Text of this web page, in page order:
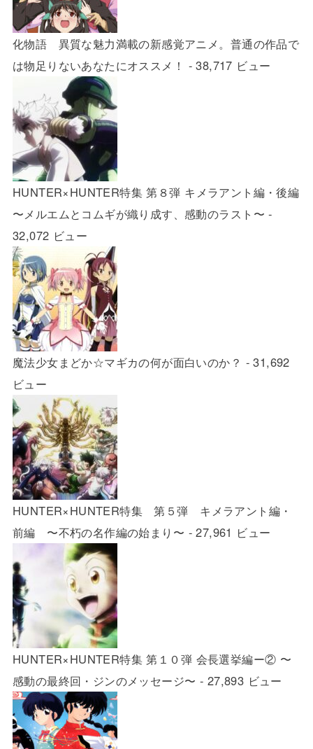
化物語 異質な魅力満載の新感覚アニメ。普通の作品で
は物足りないあなたにオススメ！ - 38,717 ビュー
HUNTER×HUNTER特集 第８弾 キメラアント編・後編
〜メルエムとコムギが織り成す、感動のラスト〜 -
32,072 ビュー
魔法少女まどか☆マギカの何が面白いのか？ - 31,692
ビュー
HUNTER×HUNTER特集 第５弾 キメラアント編・
前編 〜不朽の名作編の始まり〜 - 27,961 ビュー
HUNTER×HUNTER特集 第１０弾 会長選挙編ー② 〜
感動の最終回・ジンのメッセージ〜 - 27,893 ビュー